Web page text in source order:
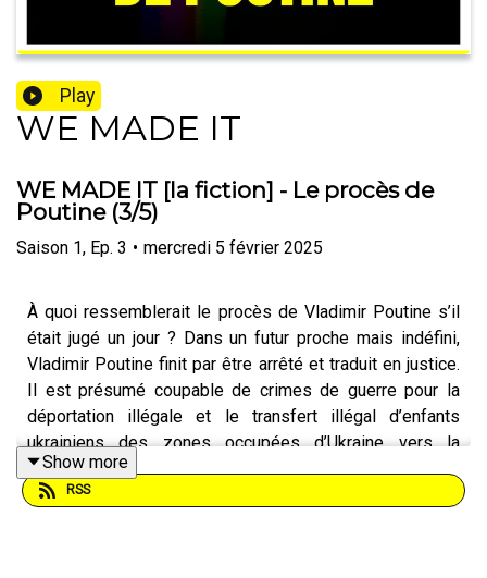
Play
WE MADE IT
WE MADE IT [la fiction] - Le procès de
Poutine (3/5)
Saison 1, Ep. 3 • mercredi 5 février 2025
À quoi ressemblerait le procès de Vladimir Poutine s’il
était jugé un jour ? Dans un futur proche mais indéfini,
Vladimir Poutine finit par être arrêté et traduit en justice.
Il est présumé coupable de crimes de guerre pour la
déportation illégale et le transfert illégal d’enfants
ukrainiens des zones occupées d’Ukraine vers la
Fédération de Russie dès les premiers mois de
l'invasion russe à grande échelle, en février 2022.
Show more
RSS